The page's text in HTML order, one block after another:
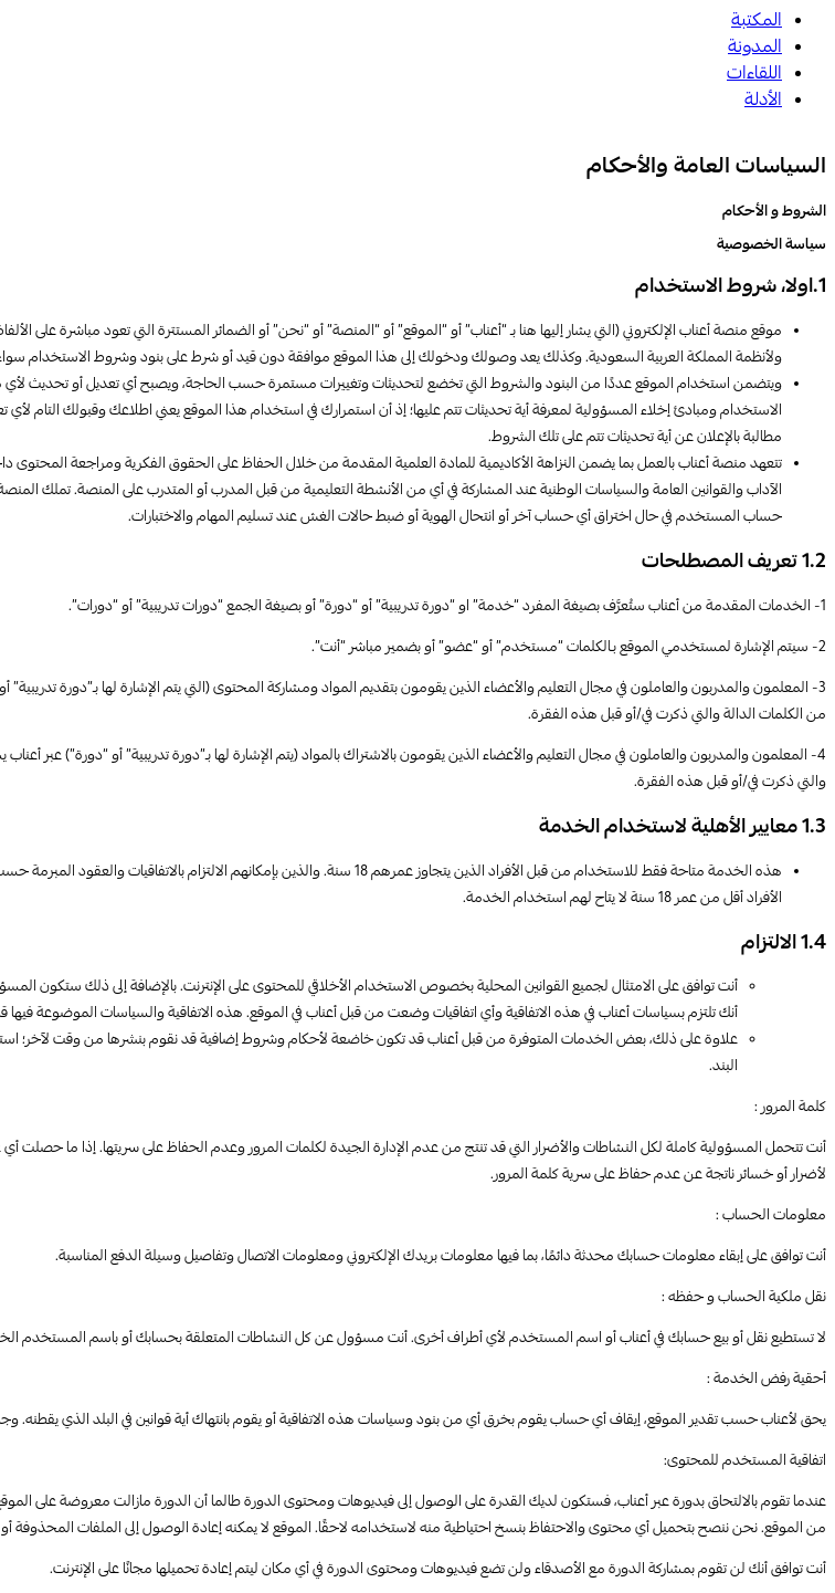
المكتبة
المدونة
اللقاءات
الأدلة
السياسات العامة والأحكام
الشروط و الأحكام
سياسة الخصوصية
1.اولا، شروط الاستخدام
موقع منصة أعناب الإلكتروني (التي يشار إليها هنا بـ “أعناب” أو “الموقع” أو “المنصة” أو “نحن” أو الضمائر المستترة التي تعود
ولأنظمة المملكة العربية السعودية. وكذلك يعد وصولك ودخولك إلى هذا الموقع موافقة دون قيد أو شرط على بنود وشروط الاستخدام
ويتضمن استخدام الموقع عددًا من البنود والشروط التي تخضع لتحديثات وتغييرات مستمرة حسب الحاجة، ويصبح أي تعديل أو تحديث
الاستخدام ومبادئ إخلاء المسؤولية لمعرفة أية تحديثات تتم عليها؛ إذ أن استمرارك في استخدام هذا الموقع يعني اطلاعك وقبولك التام
مطالبة بالإعلان عن أية تحديثات تتم على تلك الشروط.
تتعهد منصة أعناب بالعمل بما يضمن النزاهة الأكاديمية للمادة العلمية المقدمة من خلال الحفاظ على الحقوق الفكرية ومراجعة
الآداب والقوانين العامة والسياسات الوطنية عند المشاركة في أي من الأنشطة التعليمية من قبل المدرب أو المتدرب على المنصة.
حساب المستخدم في حال اختراق أي حساب آخر أو انتحال الهوية أو ضبط حالات الغش عند تسليم المهام والاختبارات.
1.2 تعريف المصطلحات
1- الخدمات المقدمة من أعناب ستُعرَّف بصيغة المفرد “خدمة” او “دورة تدريبية” أو “دورة” أو بصيغة الجمع “دورات تدريبية” أو “دورات”.
2- سيتم الإشارة لمستخدمي الموقع بـالكلمات “مستخدم” أو “عضو” أو بضمير مباشر “أنت”.
3- المعلمون والمدربون والعاملون في مجال التعليم والأعضاء الذين يقومون بتقديم المواد ومشاركة المحتوى (التي يتم الإشارة لها بـ”دورة
من الكلمات الدالة والتي ذكرت في/أو قبل هذه الفقرة.
4- المعلمون والمدربون والعاملون في مجال التعليم والأعضاء الذين يقومون بالاشتراك بالمواد (يتم الإشارة لها بـ”دورة تدريبية” أو “دورة”) عبر
والتي ذكرت في/أو قبل هذه الفقرة.
1.3 معايير الأهلية لاستخدام الخدمة
الأفراد أقل من عمر 18 سنة لا يتاح لهم استخدام الخدمة.
1.4 الالتزام
أنت توافق على الامتثال لجميع القوانين المحلية بخصوص الاستخدام الأخلاقي للمحتوى على الإنترنت. بالإضافة إلى ذلك ستكون
أنك تلتزم بسياسات أعناب في هذه الاتفاقية وأي اتفاقيات وضعت من قبل أعناب في الموقع. هذه الاتفاقية والسياسات الموضوعة
علاوة على ذلك، بعض الخدمات المتوفرة من قبل أعناب قد تكون خاضعة لأحكام وشروط إضافية قد نقوم بنشرها من وقت لآخر؛
البند.
كلمة المرور :
أنت تتحمل المسؤولية كاملة لكل النشاطات والأضرار التي قد تنتج من عدم الإدارة الجيدة لكلمات المرور وعدم الحفاظ على سريتها. إذا ما
لأضرار أو خسائر ناتجة عن عدم حفاظ على سرية كلمة المرور.
معلومات الحساب :
أنت توافق على إبقاء معلومات حسابك محدثة دائمًا، بما فيها معلومات بريدك الإلكتروني ومعلومات الاتصال وتفاصيل وسيلة الدفع المناسبة.
نقل ملكية الحساب و حفظه :
لا تستطيع نقل أو بيع حسابك في أعناب أو اسم المستخدم لأي أطراف أخرى. أنت مسؤول عن كل النشاطات المتعلقة بحسابك أو باسم المستخدم
أحقية رفض الخدمة :
يحق لأعناب حسب تقدير الموقع، إيقاف أي حساب يقوم بخرق أي من بنود وسياسات هذه الاتفاقية أو يقوم بانتهاك أية قوانين في البلد الذي
اتفاقية المستخدم للمحتوى:
عندما تقوم بالالتحاق بدورة عبر أعناب، فستكون لديك القدرة على الوصول إلى فيديوهات ومحتوى الدورة طالما أن الدورة مازالت معروضة
من الموقع. نحن ننصح بتحميل أي محتوى والاحتفاظ بنسخ احتياطية منه لاستخدامه لاحقًا. الموقع لا يمكنه إعادة الوصول إلى الملفات المحذوفة
أنت توافق أنك لن تقوم بمشاركة الدورة مع الأصدقاء ولن تضع فيديوهات ومحتوى الدورة في أي مكان ليتم إعادة تحميلها مجانًا على الإنترنت.